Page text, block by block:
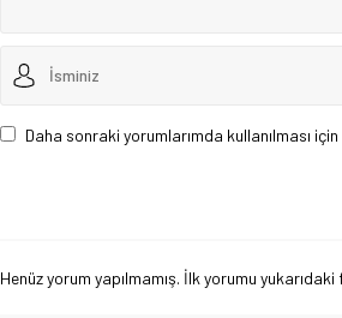
Daha sonraki yorumlarımda kullanılması
Henüz yorum yapılmamış. İlk yorumu